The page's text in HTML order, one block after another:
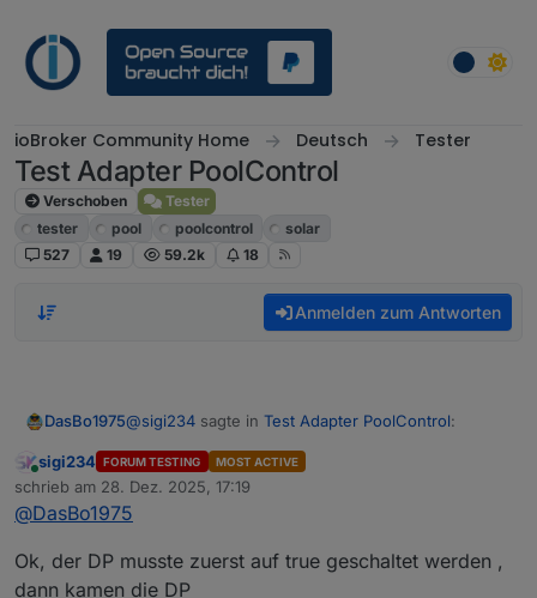
ioBroker Community Home Deutsch Tester
Test Adapter PoolControl
Verschoben
Tester
tester
pool poolcontrol
solar
527
19 59.2k 18
Anmelden zum Antworten
DasBo1975@sigi234 sagte in Test Adapter PoolControl:
@ DasBo1975sagte in
Überblick: Datenpunkte im Bereich heat.*
Online
sigi234 FORUM TESTING MOST ACTIVE
schrieb am 28. Dez. 2025, 17:19
zuletzt editiert von
@DasBo1975
Ok, der DP musste zuerst auf true geschaltet werden ,
dann kamen die DP